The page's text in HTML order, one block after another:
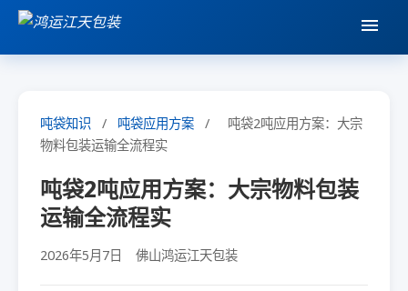
吨袋知识 / 吨袋应用方案 /
吨袋2吨应用方案：大宗
物料包装运输全流程实
吨袋2吨应用方案：大宗物料包装
运输全流程实
2026年5月7日 佛山鸿运江天包装